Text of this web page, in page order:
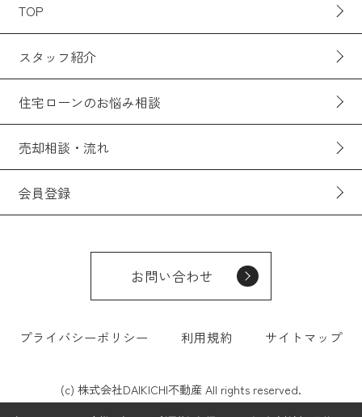
TOP
スタッフ紹介
住宅ローンのお悩み相談
売却相談・流れ
会員登録
お問い合わせ
プライバシーポリシー 利用規約 サイトマップ
(c) 株式会社DAIKICHI不動産 All rights reserved.